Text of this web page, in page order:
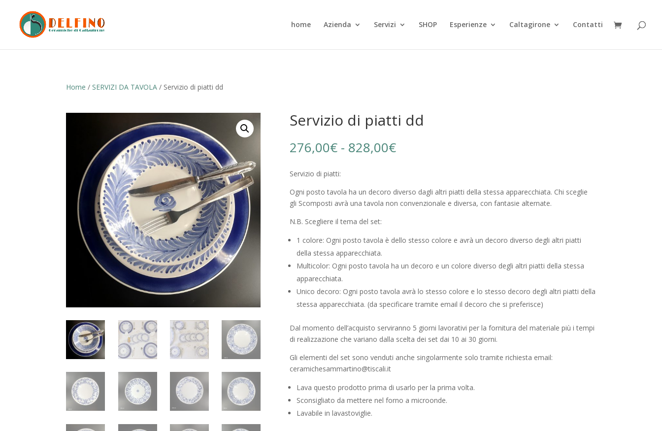
home Azienda Servizi SHOP Esperienze Caltagirone Contatti
Home /SERVIZI DA TAVOLA / Servizio di piatti dd
Servizio di piatti dd
276,00€ - 828,00€Fascia
di
276,00€
a
Servizio di piatti:
Ogni posto tavola ha un decoro diverso dagli altri piatti della stessa apparecchiata. Chi sceglie
gli Scomposti avrà una tavola non convenzionale e diversa, con fantasie alternate.
N.B. Scegliere il tema del set:
1 colore: Ogni posto tavola è dello stesso colore e avrà un decoro diverso degli altri piatti
della stessa apparecchiata.
Multicolor: Ogni posto tavola ha un decoro e un colore diverso degli altri piatti della stessa
apparecchiata.
Unico decoro: Ogni posto tavola avrà lo stesso colore e lo stesso decoro degli altri piatti della
stessa apparecchiata. (da specificare tramite email il decoro che si preferisce)
Dal momento dell’acquisto serviranno 5 giorni lavorativi per la fornitura del materiale più i tempi
di realizzazione che variano dalla scelta dei set dai 10 ai 30 giorni.
Gli elementi del set sono venduti anche singolarmente solo tramite richiesta email:
ceramichesammartino@tiscali.it
Lava questo prodotto prima di usarlo per la prima volta.
Sconsigliato da mettere nel forno a microonde.
Lavabile in lavastoviglie.